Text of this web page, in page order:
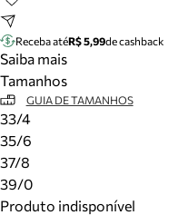
Tire dúvidas sobre
Meus pedidos
Acompanhe seus
Receba atéR$ 5,99de cashback
Saiba mais
Tamanhos
GUIA DE TAMANHOS
33/4
35/6
37/8
39/0
Produto indisponível